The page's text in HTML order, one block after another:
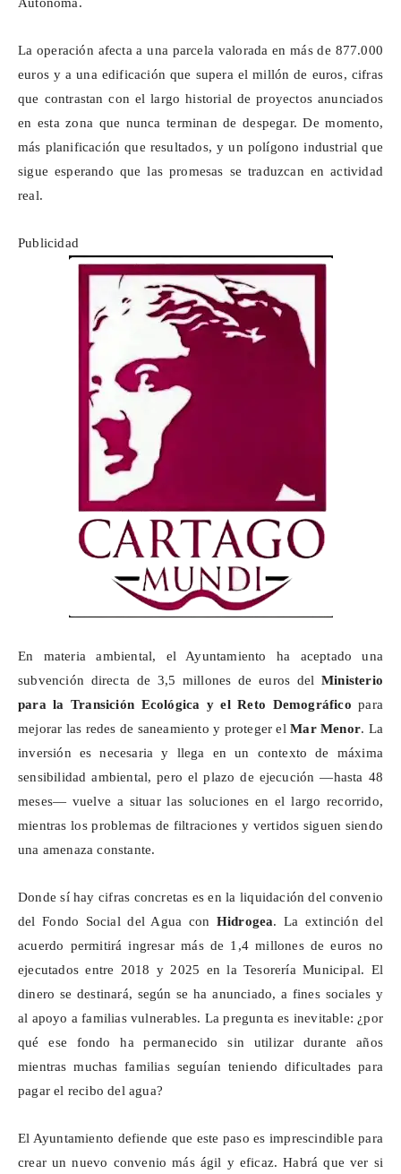
La operación afecta a una parcela valorada en más de 877.000
euros y a una edificación que supera el millón de euros, cifras
que contrastan con el largo historial de proyectos anunciados
en esta zona que nunca terminan de despegar. De momento,
más planificación que resultados, y un polígono industrial que
sigue esperando que las promesas se traduzcan en actividad
real.
Publicidad
En materia ambiental, el Ayuntamiento ha aceptado una
subvención directa de 3,5 millones de euros del Ministerio
para la Transición Ecológica y el Reto Demográfico para
mejorar las redes de saneamiento y proteger elMar Menor. La
inversión es necesaria y llega en un contexto de máxima
sensibilidad ambiental, pero el plazo de ejecución —hasta 48
meses— vuelve a situar las soluciones en el largo recorrido,
mientras los problemas de filtraciones y vertidos siguen siendo
una amenaza constante.
Donde sí hay cifras concretas es en la liquidación del convenio
del Fondo Social del Agua con Hidrogea. La extinción del
acuerdo permitirá ingresar más de 1,4 millones de euros no
ejecutados entre 2018 y 2025 en la Tesorería Municipal. El
dinero se destinará, según se ha anunciado, a fines sociales y
al apoyo a familias vulnerables. La pregunta es inevitable: ¿por
qué ese fondo ha permanecido sin utilizar durante años
mientras muchas familias seguían teniendo dificultades para
pagar el recibo del agua?
El Ayuntamiento defiende que este paso es imprescindible para
crear un nuevo convenio más ágil y eficaz. Habrá que ver si